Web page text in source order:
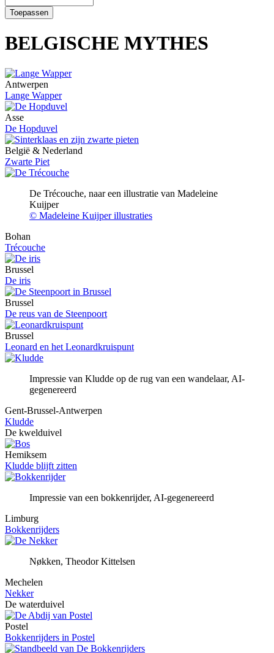
BELGISCHE MYTHES
Antwerpen
Lange Wapper
Asse
De Hopduvel
België & Nederland
Zwarte Piet
De Trécouche, naar een illustratie van Madeleine
Kuijper
© Madeleine Kuijper illustraties
Bohan
Trécouche
Brussel
De iris
Brussel
De reus van de Steenpoort
Brussel
Leonard en het Leonardkruispunt
Impressie van Kludde op de rug van een wandelaar, AI-
gegenereerd
Gent-Brussel-Antwerpen
Kludde
De kwelduivel
Hemiksem
Kludde blijft zitten
Impressie van een bokkenrijder, AI-gegenereerd
Limburg
Bokkenrijders
Nøkken, Theodor Kittelsen
Mechelen
Nekker
De waterduivel
Postel
Bokkenrijders in Postel